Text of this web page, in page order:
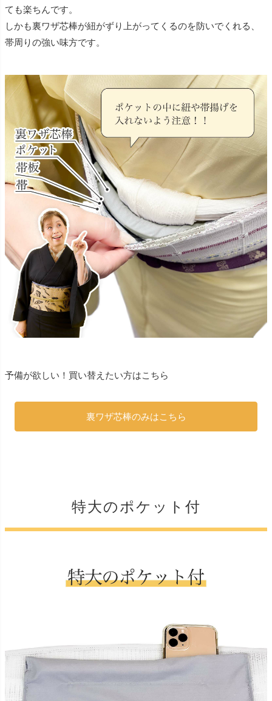
ても楽ちんです。
しかも裏ワザ芯棒が紐がずり上がってくるのを防いでくれる、
帯周りの強い味方です。
予備が欲しい！買い替えたい方はこちら
裏ワザ芯棒のみはこちら
特大のポケット付